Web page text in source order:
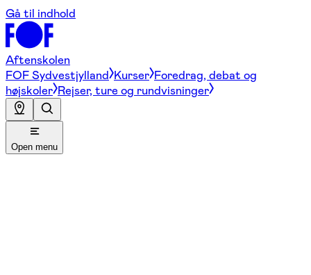
Gå til indhold
Aftenskolen
FOF Sydvestjylland Kurser Foredrag, debat og
højskoler Rejser, ture og rundvisninger
Open menu